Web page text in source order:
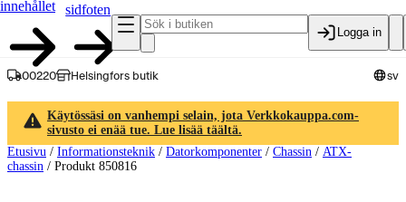
innehållet
sidfoten
Logga in
00220 Helsingfors butik sv
Käytössäsi on vanhempi selain, jota Verkkokauppa.com-
sivusto ei enää tue. Lue lisää täältä.
Etusivu / Informationsteknik / Datorkomponenter / Chassin / ATX-
chassin / Produkt 850816